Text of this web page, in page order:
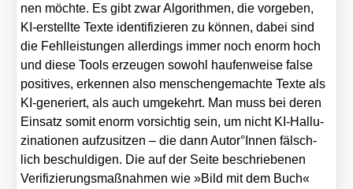
nen möch­te. Es gibt zwar Algo­rith­men, die vor­ge­ben,
KI-erstell­te Tex­te iden­ti­fi­zie­ren zu kön­nen, dabei sind
die Fehl­leis­tun­gen aller­dings immer noch enorm hoch
und die­se Tools erzeu­gen sowohl hau­fen­wei­se fal­se
posi­ti­ves, erken­nen also men­schen­ge­mach­te Tex­te als
KI-gene­riert, als auch umge­kehrt. Man muss bei deren
Ein­satz somit enorm vor­sich­tig sein, um nicht KI-Hal­lu­
zi­na­tio­nen auf­zu­sit­zen – die dann Autor°Innen fälsch­
lich beschul­di­gen. Die auf der Sei­te beschrie­be­nen
Veri­fi­zie­rungs­maß­nah­men wie »Bild mit dem Buch«